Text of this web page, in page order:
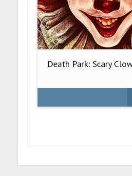
Death Park: Scary